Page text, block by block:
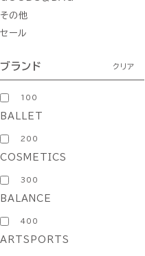
その他
セール
ブランド クリア
100
BALLET
200
COSMETICS
300
BALANCE
400
ARTSPORTS